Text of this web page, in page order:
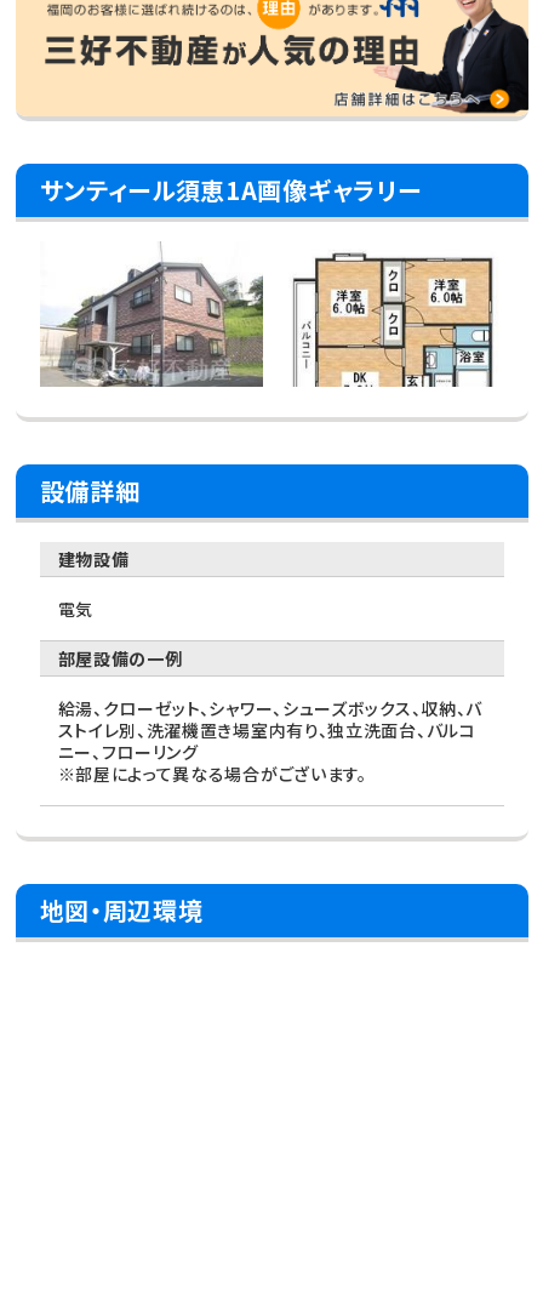
サンティール須恵1A画像ギャラリー
設備詳細
建物設備
電気
部屋設備の一例
給湯、クローゼット、シャワー、シューズボックス、収納、バ
ストイレ別、洗濯機置き場室内有り、独立洗面台、バルコ
ニー、フローリング
※部屋によって異なる場合がございます。
地図・周辺環境